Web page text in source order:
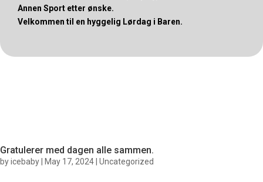
Annen Sport etter ønske.
Velkommen til en hyggelig Lørdag i Baren.
Gratulerer med dagen alle sammen.
byicebaby May 17, 2024 Uncategorized